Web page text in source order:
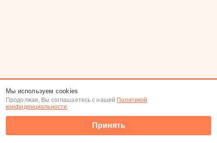
Мы используем cookies
Продолжая, Вы соглашаетесь с нашей Политикой
конфиденциальности.
Принять